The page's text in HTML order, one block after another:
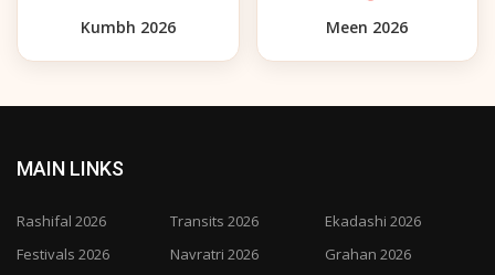
Kumbh 2026 Meen 2026
MAIN LINKS
Rashifal 2026 Transits 2026
Ekadashi 2026
Festivals 2026
Navratri 2026
Grahan 2026